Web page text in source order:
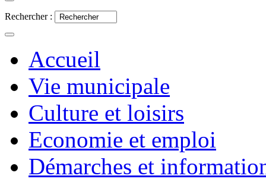
Rechercher :
Accueil
Vie municipale
Culture et loisirs
Economie et emploi
Démarches et